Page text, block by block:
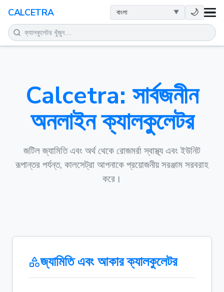
CALCETRA 🌙
গণিত
বিজ্ঞান
দৈনন্দিন
অন्যান্য সরঞ্জাম
Calcetra: সার্বজনীন
অনলাইন ক্যালকুলেটর
জটিল জ্যামিতি এবং অর্থ থেকে রোজমর্রা স্বাস্থ্য এবং ইউনিট
রূপান্তর পর্যন্ত, কালসেট্রা আপনাকে প্রয়োজনীয় সরঞ্জাম সরবরাহ
করে।
জ্যামিতি এবং আকার ক্যালকুলেটর